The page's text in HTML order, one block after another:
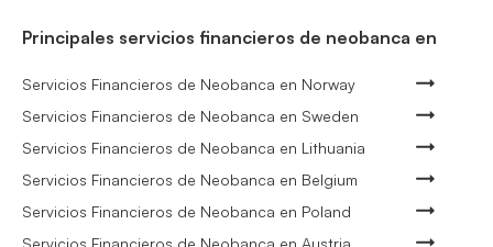
Principales servicios financieros de neobanca en
Servicios Financieros de Neobanca en Norway
Servicios Financieros de Neobanca en Sweden
Servicios Financieros de Neobanca en Lithuania
Servicios Financieros de Neobanca en Belgium
Servicios Financieros de Neobanca en Poland
Servicios Financieros de Neobanca en Austria